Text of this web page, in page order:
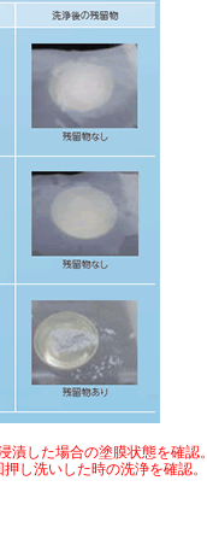
した場合の塗膜状態を確認。
し洗いした時の洗浄を確認。